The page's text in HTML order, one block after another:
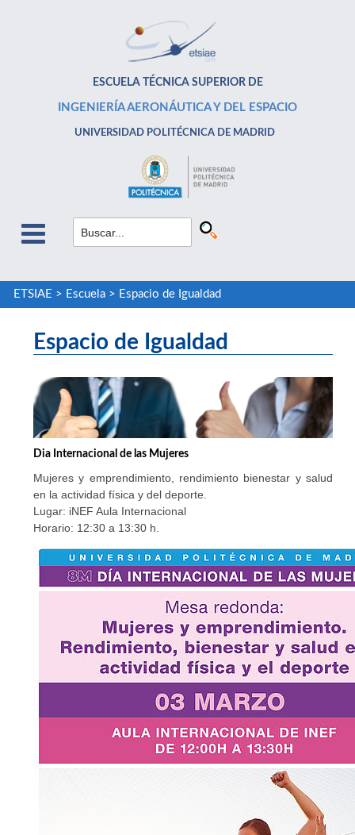
ESCUELA TÉCNICA SUPERIOR DE
INGENIERÍA AERONÁUTICA Y DEL ESPACIO
UNIVERSIDAD POLITÉCNICA DE MADRID
ETSIAE > Escuela> Espacio de Igualdad
Espacio de Igualdad
Dia Internacional de las Mujeres
Mujeres y emprendimiento, rendimiento bienestar y salud
en la actividad física y del deporte.
Lugar: iNEF Aula Internacional
Horario: 12:30 a 13:30 h.